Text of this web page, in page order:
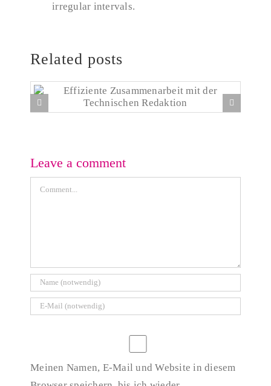
irregular intervals.
Related posts
Leave a comment
Comment
Meinen Namen, E-Mail und Website in diesem